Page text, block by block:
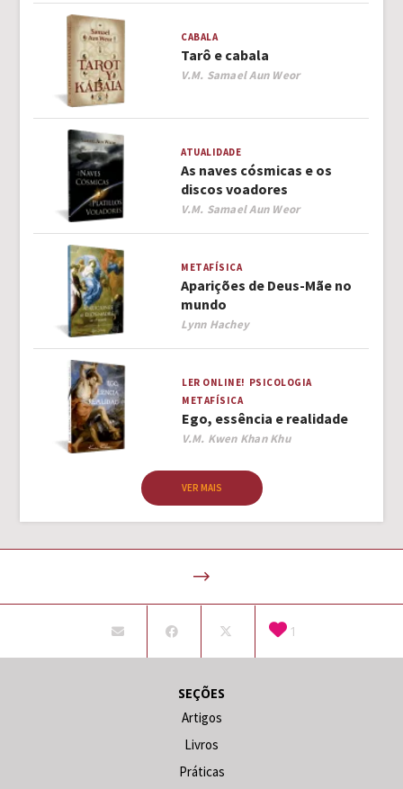
CABALA
Tarô e cabala
Author
V.M. Samael Aun Weor
ATUALIDADE
As naves cósmicas e os
discos voadores
Author
V.M. Samael Aun Weor
METAFÍSICA
Aparições de Deus-Mãe no
mundo
Author
Lynn Hachey
LER ONLINE! PSICOLOGIA
METAFÍSICA
Ego, essência e realidade
Author
V.M. Kwen Khan Khu
VER MAIS
1
SEÇÕES
Artigos
Livros
Práticas